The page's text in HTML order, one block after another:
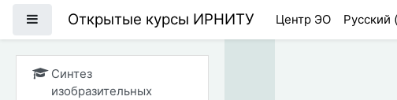
Боковая панель
Открытые курсы ИРНИТУ Центр ЭО Русский
Синтез
изобразительных